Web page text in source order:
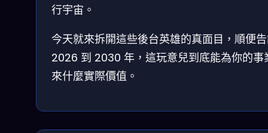
行宇宙。
今天就來拆開這些後台英雄的真面目，順便
2026 到 2030 年，這玩意兒到底能為你的事
來什麼實際價值。